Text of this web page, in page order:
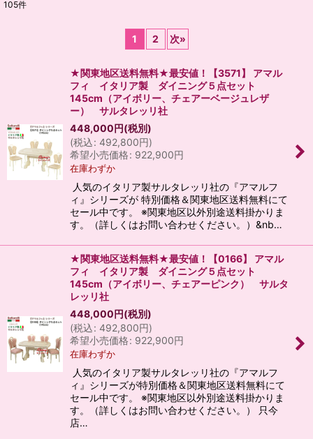
絞り込む
105件
1 2 次»
★関東地区送料無料★最安値！【3571】 アマル
フィ イタリア製 ダイニング５点セット
145cm（アイボリー、チェアーベージュレザ
ー） サルタレッリ社
448,000円(税別)
(税込: 492,800円)
希望小売価格: 922,900円
在庫わずか
人気のイタリア製サルタレッリ社の『アマルフ
ィ』シリーズが 特別価格＆関東地区送料無料にて
セール中です。 ※関東地区以外別途送料掛かりま
す。（詳しくはお問い合わせください。）&nb…
★関東地区送料無料★最安値！【0166】 アマル
フィ イタリア製 ダイニング５点セット
145cm（アイボリー、チェアーピンク） サルタ
レッリ社
448,000円(税別)
(税込: 492,800円)
希望小売価格: 922,900円
在庫わずか
人気のイタリア製サルタレッリ社の『アマルフ
ィ』シリーズが特別価格＆関東地区送料無料にて
セール中です。 ※関東地区以外別途送料掛かりま
す。（詳しくはお問い合わせください。） 只今
店…